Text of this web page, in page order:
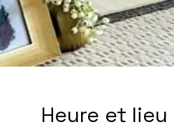
Heure et lieu